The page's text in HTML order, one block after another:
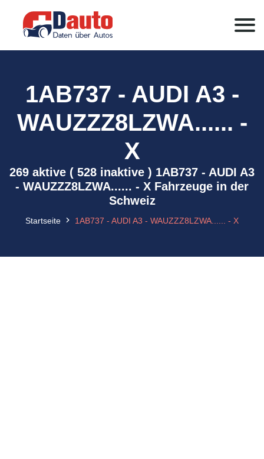
1AB737 - AUDI A3 -
WAUZZZ8LZWA...... -
X
269 aktive ( 528 inaktive ) 1AB737 - AUDI A3
- WAUZZZ8LZWA...... - X Fahrzeuge in der
Schweiz
Startseite 1AB737 - AUDI A3 - WAUZZZ8LZWA...... - X